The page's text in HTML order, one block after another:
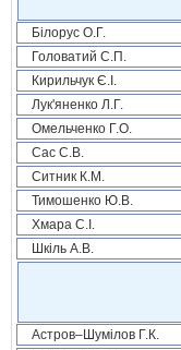
Білорус О.Г.
Головатий С.П.
Кирильчук Є.І.
Лук'яненко Л.Г.
Омельченко Г.О.
Сас С.В.
Ситник К.М.
Тимошенко Ю.В.
Хмара С.І.
Шкіль А.В.
Астров–Шумілов Г.К.